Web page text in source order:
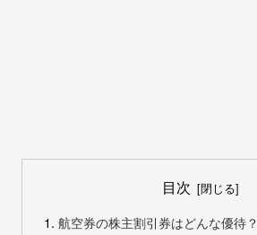
目次
航空券の株主割引券はどんな優待？